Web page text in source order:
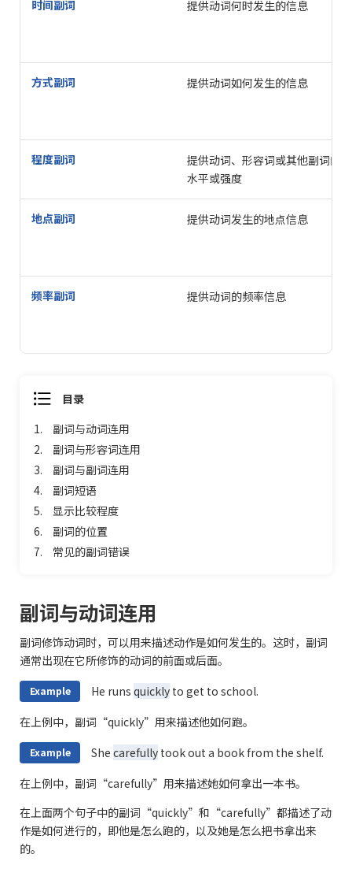
时间副词 提供动词何时发生的信息
方式副词 提供动词如何发生的信息
程度副词
提供动词、形容词或其他副词的
水平或强度
地点副词 提供动词发生的地点信息
频率副词 提供动词的频率信息
目录
1.
副词与动词连用
2.
副词与形容词连用
3.
副词与副词连用
4.
副词短语
5.
显示比较程度
6.
副词的位置
7.
常见的副词错误
副词与动词连用
副词修饰动词时，可以用来描述动作是如何发生的。这时，副词
通常出现在它所修饰的动词的前面或后面。
Example He runs quickly to get to school.
在上例中，副词“quickly”用来描述他如何跑。
Example She carefully took out a book from the shelf.
在上例中，副词“carefully”用来描述她如何拿出一本书。
在上面两个句子中的副词“quickly”和“carefully”都描述了动
作是如何进行的，即他是怎么跑的，以及她是怎么把书拿出来
的。